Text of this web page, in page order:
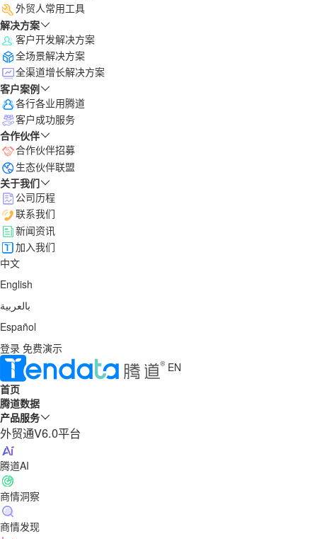
外贸人常用工具
解决方案
客户开发解决方案
全场景解决方案
全渠道增长解决方案
客户案例
各行各业用腾道
客户成功服务
合作伙伴
合作伙伴招募
生态伙伴联盟
关于我们
公司历程
联系我们
新闻资讯
加入我们
中文
English
بالعربية
Español
登录 免费演示
EN
首页
腾道数据
产品服务
外贸通V6.0平台
腾道AI
商情洞察
商情发现